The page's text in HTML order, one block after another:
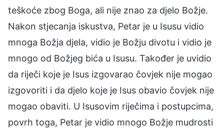
teškoće zbog Boga, ali nije znao za djelo Božje.
Nakon stjecanja iskustva, Petar je u Isusu vidio
mnoga Božja djela, vidio je Božju divotu i vidio je
mnogo od Božjeg bića u Isusu. Također je uvidio
da riječi koje je Isus izgovarao čovjek nije mogao
izgovoriti i da djelo koje je Isus obavio čovjek nije
mogao obaviti. U Isusovim riječima i postupcima,
povrh toga, Petar je vidio mnogo Božje mudrosti